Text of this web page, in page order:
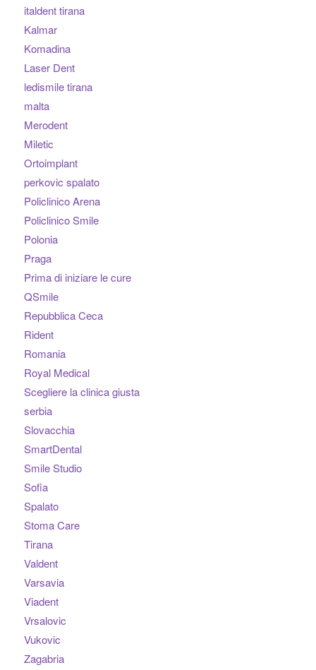
italdent tirana
Kalmar
Komadina
Laser Dent
ledismile tirana
malta
Merodent
Miletic
Ortoimplant
perkovic spalato
Policlinico Arena
Policlinico Smile
Polonia
Praga
Prima di iniziare le cure
QSmile
Repubblica Ceca
Rident
Romania
Royal Medical
Scegliere la clinica giusta
serbia
Slovacchia
SmartDental
Smile Studio
Sofia
Spalato
Stoma Care
Tirana
Valdent
Varsavia
Viadent
Vrsalovic
Vukovic
Zagabria